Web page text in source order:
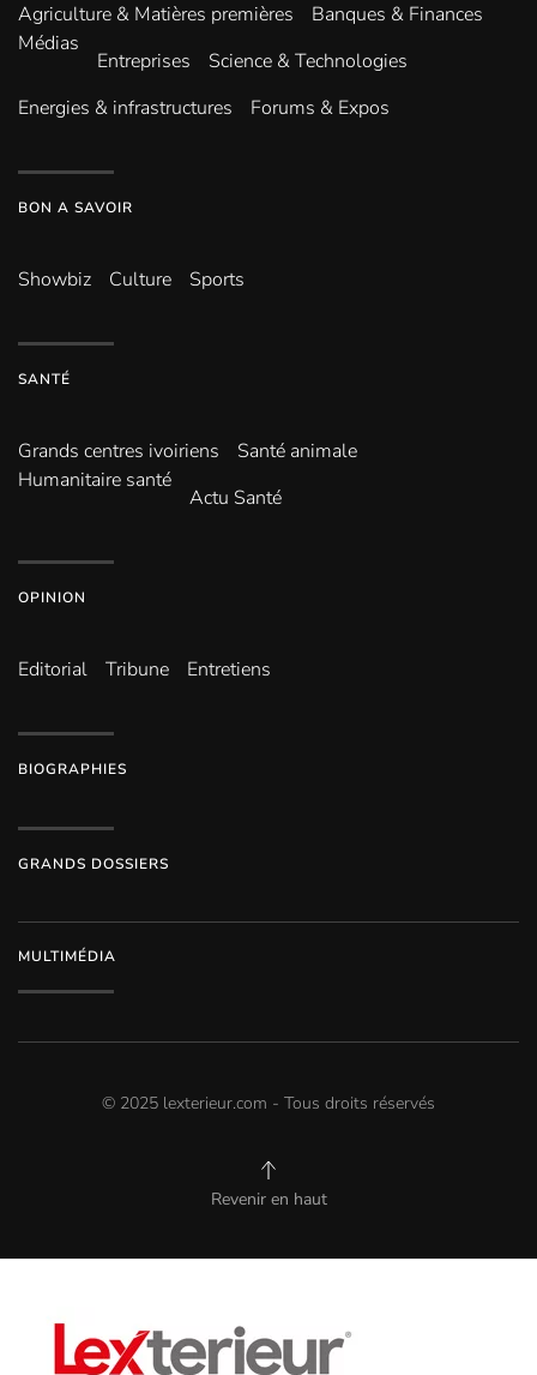
Agriculture & Matières premières
Banques & Finances
Médias
Entreprises
Science & Technologies
Energies & infrastructures
Forums & Expos
BON A SAVOIR
Showbiz Culture Sports
SANTÉ
Grands centres ivoiriens
Santé animale
Humanitaire santé
Actu Santé
OPINION
Editorial Tribune Entretiens
BIOGRAPHIES
GRANDS DOSSIERS
MULTIMÉDIA
© 2025 lexterieur.com - Tous droits réservés
Revenir en haut